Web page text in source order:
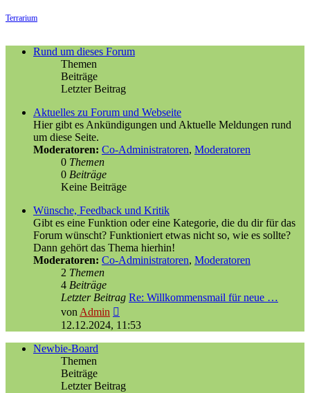
Terrarium
Rund um dieses Forum
Themen
Beiträge
Letzter Beitrag
Aktuelles zu Forum und Webseite
Hier gibt es Ankündigungen und Aktuelle Meldungen rund
um diese Seite.
Moderatoren: Co-Administratoren, Moderatoren
0 Themen
0 Beiträge
Keine Beiträge
Wünsche, Feedback und Kritik
Gibt es eine Funktion oder eine Kategorie, die du dir für das
Forum wünscht? Funktioniert etwas nicht so, wie es sollte?
Dann gehört das Thema hierhin!
Moderatoren: Co-Administratoren, Moderatoren
2 Themen
4 Beiträge
Letzter Beitrag Re: Willkommensmail für neue …
von Admin
Beitrag
12.12.2024, 11:53
Newbie-Board
Themen
Beiträge
Letzter Beitrag